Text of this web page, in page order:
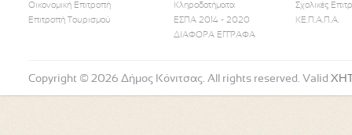
Οικονομική Επιτροπή
Επιτροπή Τουρισμού
Κληροδοτήματα
ΕΣΠΑ 2014 - 2020
ΔΙΑΦΟΡΑ ΕΓΓΡΑΦΑ
Σχολικές
ΚΕ.Π.Α.Π.Α.
Follow Us
Copyright © 2026 Δήμος Κόνιτσας. All rights reserved. Valid